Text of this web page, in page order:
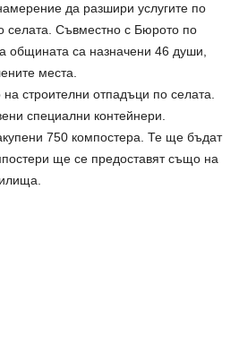
да разшири услугите по
селата. Съвместно с Бюрото по
общината са назначени 46 души,
места.
строителни отпадъци по селата.
специални контейнери.
750 компостера. Те ще бъдат
ще се предоставят също на